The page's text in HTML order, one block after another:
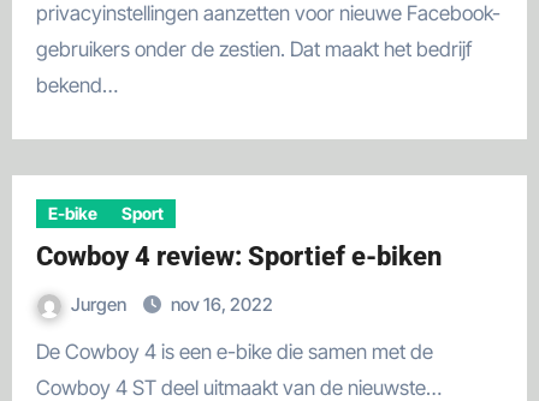
privacyinstellingen aanzetten voor nieuwe Facebook-
gebruikers onder de zestien. Dat maakt het bedrijf
bekend…
E-bike Sport
Cowboy 4 review: Sportief e-biken
Jurgen nov 16, 2022
De Cowboy 4 is een e-bike die samen met de
Cowboy 4 ST deel uitmaakt van de nieuwste…